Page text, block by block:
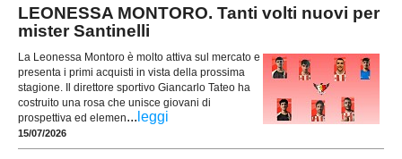
LEONESSA MONTORO. Tanti volti nuovi per
mister Santinelli
La Leonessa Montoro è molto attiva sul mercato e
presenta i primi acquisti in vista della prossima
stagione. Il direttore sportivo Giancarlo Tateo ha
costruito una rosa che unisce giovani di
prospettiva ed elemen... leggi
15/07/2026